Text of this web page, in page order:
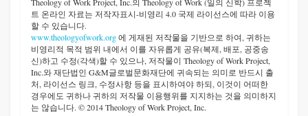
트 온라인 자료는 저작자표시-비영리 4.0 국제 라이선스에 따라 이용
할 수 있습니다.
www.theologyofwork.org에 게재된 저작물을 기반으로 하여, 귀하는
비영리적 목적 범위 내에서 이를 자유롭게 공유(복제, 배포, 공중송
신)하고 수정(각색)할 수 있으나, 저작물이 Theology of Work Project,
Inc.와 재단법인 G&M글로벌문화재단에 귀속되는 의미로 반드시 출
처, 라이선스 링크, 수정사항 등을 표시하여야 하되, 이것이 어떠한
경우에도 귀하나 귀하의 저작물 이용행위를 지지하는 것을 의미하지
는 않습니다. © 2014 Theology of Work Project, Inc.